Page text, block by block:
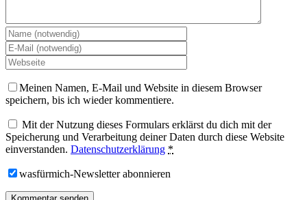
Meinen Namen, E-Mail und Website in diesem Browser
speichern, bis ich wieder kommentiere.
Mit der Nutzung dieses Formulars erklärst du dich mit der
Speicherung und Verarbeitung deiner Daten durch diese Website
einverstanden. Datenschutzerklärung *
wasfürmich-Newsletter abonnieren